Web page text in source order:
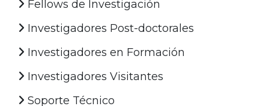
Fellows de Investigación
Investigadores Post-doctorales
Investigadores en Formación
Investigadores Visitantes
Soporte Técnico